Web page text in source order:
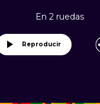
En 2 ruedas
Reproducir